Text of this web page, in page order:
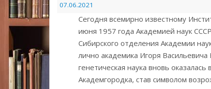
07.06.2021
Сегодня всемирно известному
июня 1957 года Академией наук
Сибирского отделения Академии
лично академика Игоря
генетическая наука вновь
Академгородка, став символом